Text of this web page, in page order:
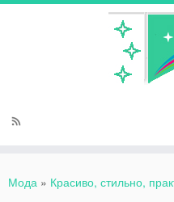
Мода » Красиво, стильно,